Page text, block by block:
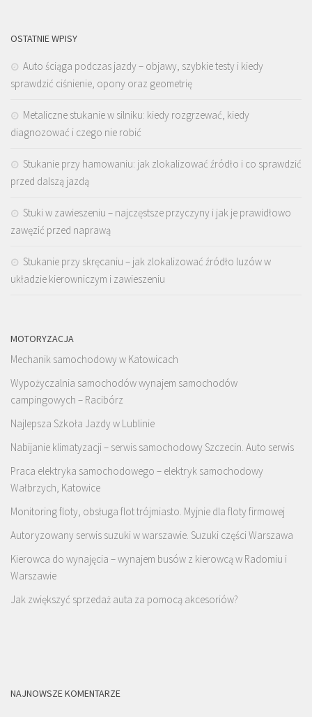
OSTATNIE WPISY
Auto ściąga podczas jazdy – objawy, szybkie testy i kiedy
sprawdzić ciśnienie, opony oraz geometrię
Metaliczne stukanie w silniku: kiedy rozgrzewać, kiedy
diagnozować i czego nie robić
Stukanie przy hamowaniu: jak zlokalizować źródło i co sprawdzić
przed dalszą jazdą
Stuki w zawieszeniu – najczęstsze przyczyny i jak je prawidłowo
zawęzić przed naprawą
Stukanie przy skręcaniu – jak zlokalizować źródło luzów w
układzie kierowniczym i zawieszeniu
MOTORYZACJA
Mechanik samochodowy w Katowicach
Wypożyczalnia samochodów wynajem samochodów
campingowych – Racibórz
Najlepsza Szkoła Jazdy w Lublinie
Nabijanie klimatyzacji – serwis samochodowy Szczecin. Auto serwis
Praca elektryka samochodowego – elektryk samochodowy
Wałbrzych, Katowice
Monitoring floty, obsługa flot trójmiasto. Myjnie dla floty firmowej
Autoryzowany serwis suzuki w warszawie. Suzuki części Warszawa
Kierowca do wynajęcia – wynajem busów z kierowcą w Radomiu i
Warszawie
Jak zwiększyć sprzedaż auta za pomocą akcesoriów?
NAJNOWSZE KOMENTARZE